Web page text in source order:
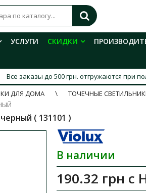
УСЛУГИ СКИДКИ
Все заказы до 500 грн. отгружаются при
ДЛЯ ДОМА ТОЧЕЧНЫЕ
( 131101 )
В наличии
190.32 грн с